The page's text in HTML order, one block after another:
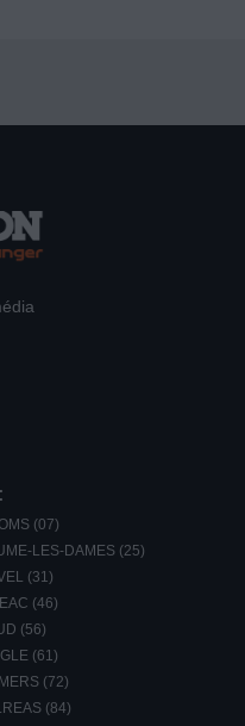
(07)
LES-DAMES (25)
(31)
(46)
(56)
(61)
(72)
(84)